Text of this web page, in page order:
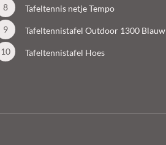
Tafeltennis netje Tempo
Tafeltennistafel Outdoor 1300 Blauw
Tafeltennistafel Hoes